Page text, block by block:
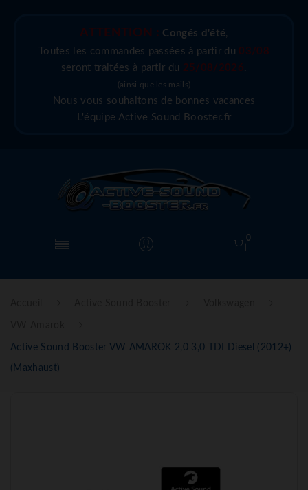
ATTENTION : Congés d'été,
Toutes les commandes passées à partir du 03/08
seront traitées à partir du 25/08/2026.
(ainsi que les mails)
Nous vous souhaitons de bonnes vacances
L'équipe Active Sound Booster.fr
0
Active Sound Booster VW AMAROK 2,0 3,0 TDI Diesel (2012+)
(Maxhaust)